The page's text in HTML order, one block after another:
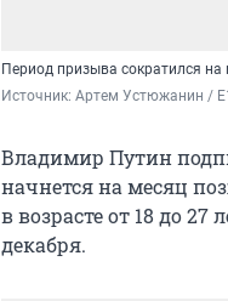
Период призыва сократился на
Источник: Артем Устюжанин /
Владимир Путин
начнется на месяц
в возрасте от 18 до
декабря.